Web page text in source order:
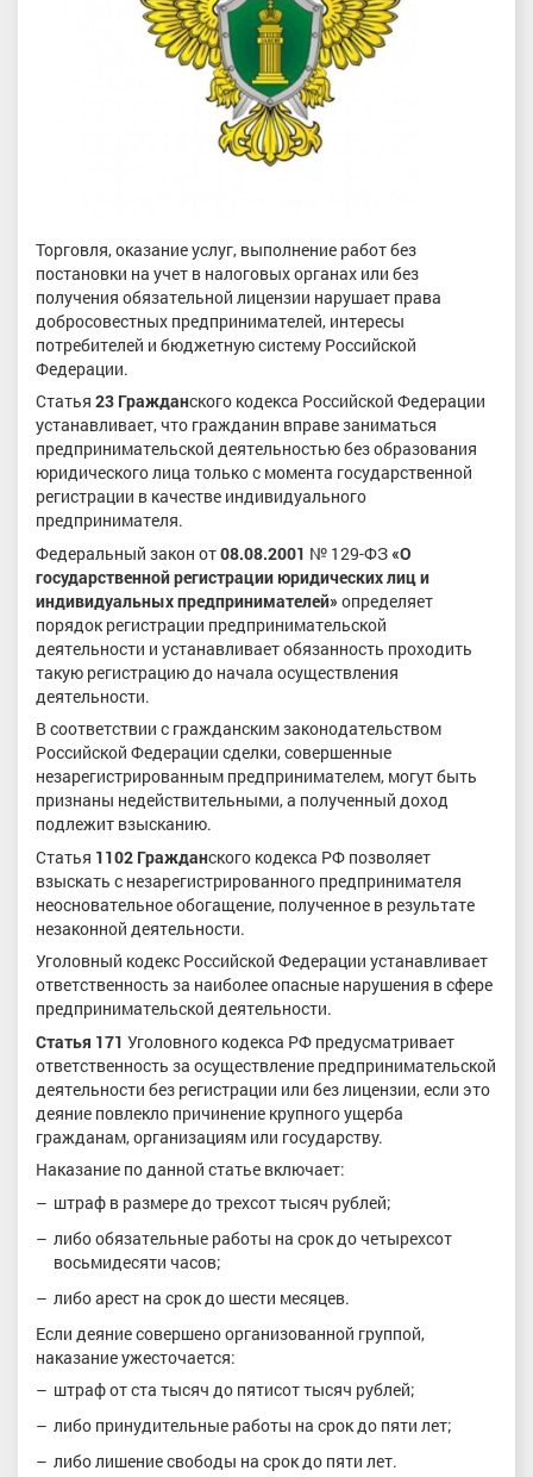
Торговля, оказание услуг, выполнение работ без
постановки на учет в налоговых органах или без
получения обязательной лицензии нарушает права
добросовестных предпринимателей, интересы
потребителей и бюджетную систему Российской
Федерации.
Статья 23 Гражданского кодекса Российской Федерации
устанавливает, что гражданин вправе заниматься
предпринимательской деятельностью без образования
юридического лица только с момента государственной
регистрации в качестве индивидуального
предпринимателя.
Федеральный закон от08.08.2001 № 129-ФЗ «О
государственной регистрации юридических лиц и
индивидуальных предпринимателей» определяет
порядок регистрации предпринимательской
деятельности и устанавливает обязанность проходить
такую регистрацию до начала осуществления
деятельности.
В соответствии с гражданским законодательством
Российской Федерации сделки, совершенные
незарегистрированным предпринимателем, могут быть
признаны недействительными, а полученный доход
подлежит взысканию.
Статья 1102 Гражданского кодекса РФ позволяет
взыскать с незарегистрированного предпринимателя
неосновательное обогащение, полученное в результате
незаконной деятельности.
Уголовный кодекс Российской Федерации устанавливает
ответственность за наиболее опасные нарушения в сфере
предпринимательской деятельности.
Статья 171 Уголовного кодекса РФ предусматривает
ответственность за осуществление предпринимательской
деятельности без регистрации или без лицензии, если это
деяние повлекло причинение крупного ущерба
гражданам, организациям или государству.
Наказание по данной статье включает:
штраф в размере до трехсот тысяч рублей;
либо обязательные работы на срок до четырехсот
восьмидесяти часов;
либо арест на срок до шести месяцев.
Если деяние совершено организованной группой,
наказание ужесточается:
штраф от ста тысяч до пятисот тысяч рублей;
либо принудительные работы на срок до пяти лет;
либо лишение свободы на срок до пяти лет.